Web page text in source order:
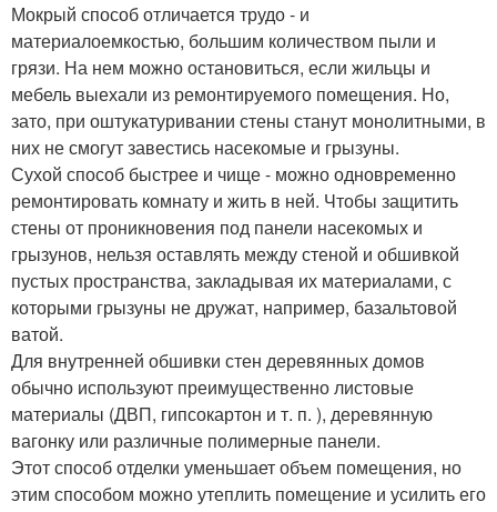
Мокрый способ отличается трудо - и
материалоемкостью, большим количеством пыли и
грязи. На нем можно остановиться, если жильцы и
мебель выехали из ремонтируемого помещения. Но,
зато, при оштукатуривании стены станут монолитными, в
них не смогут завестись насекомые и грызуны.
Сухой способ быстрее и чище - можно одновременно
ремонтировать комнату и жить в ней. Чтобы защитить
стены от проникновения под панели насекомых и
грызунов, нельзя оставлять между стеной и обшивкой
пустых пространства, закладывая их материалами, с
которыми грызуны не дружат, например, базальтовой
ватой.
Для внутренней обшивки стен деревянных домов
обычно используют преимущественно листовые
материалы (ДВП, гипсокартон и т. п. ), деревянную
вагонку или различные полимерные панели.
Этот способ отделки уменьшает объем помещения, но
этим способом можно утеплить помещение и усилить его